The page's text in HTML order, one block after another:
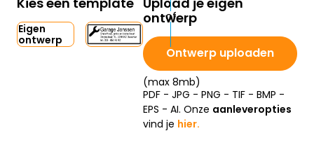
Eigen
ontwerp
ontwerp
Ontwerp uploaden
(max 8mb)
PDF - JPG - PNG - TIF - BMP -
EPS - AI. Onze aanleveropties
vind je hier.